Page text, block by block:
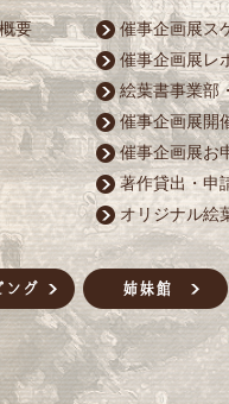
要
催事企画展ス
催事企画展レ
絵葉書事業部
催事企画展開
催事企画展お
著作貸出・申
オリジナル絵